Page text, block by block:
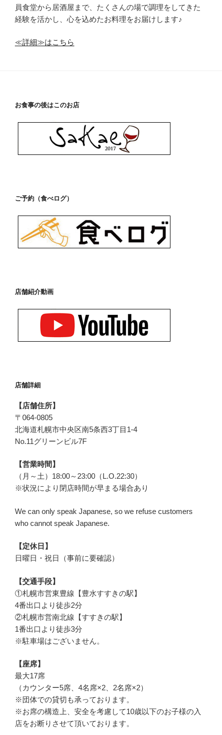
員食堂から居酒屋まで、たくさんの場で調理をしてきた
経験を活かし、心を込めたお料理をお届けします♪
≪詳細≫はこちら
お食事の後はこのお店
ご予約（食べログ）
店舗紹介動画
店舗詳細
【店舗住所】
〒 064-0805
北海道札幌市中央区南5条西3丁目1-4
No.11グリーンビル7F
【営業時間】
（月～土）18:00～23:00（L.O.22:30）
※状況により閉店時間が早まる場合あり
We can only speak Japanese, so we refuse customers
who cannot speak Japanese.
【定休日】
日曜日・祝日（事前に要確認）
【交通手段】
①札幌市営東豊線【豊水すすきの駅】
4番出口より徒歩2分
②札幌市営南北線【すすきの駅】
1番出口より徒歩3分
※駐車場はございません。
【座席】
最大17席
（カウンター5席、4名席×2、2名席×2）
※団体での貸切も承っております。
※お席の構造上、安全を考慮して10歳以下のお子様の入
店をお断りさせて頂いております。